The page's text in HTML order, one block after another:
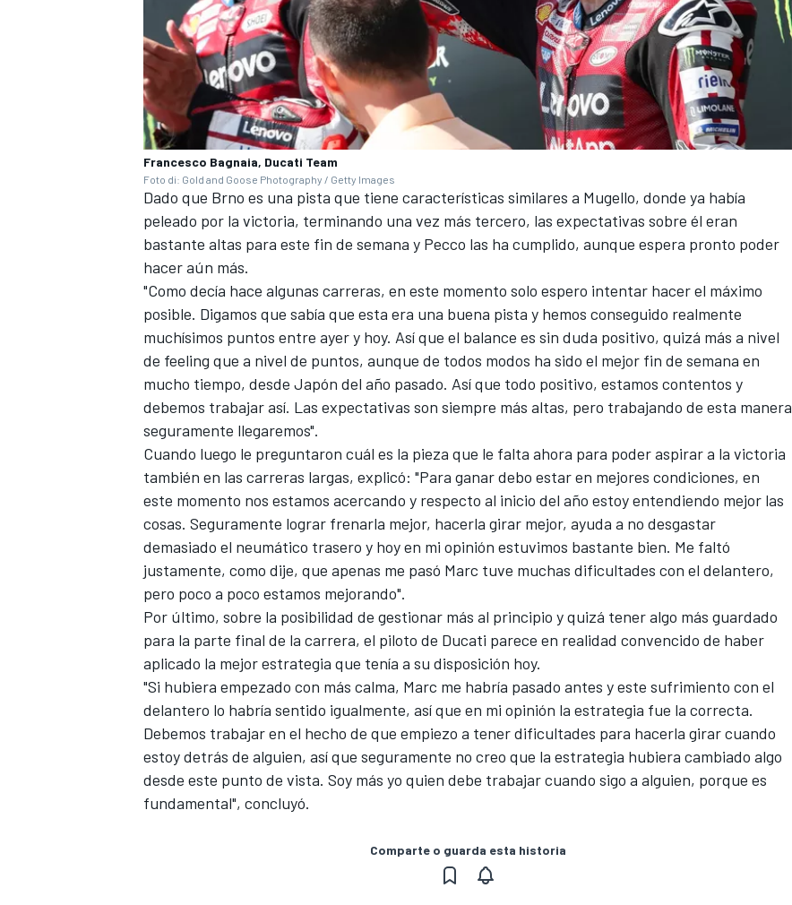
Francesco Bagnaia, Ducati Team
Foto di: Gold and Goose Photography / Getty Images
Dado que Brno es una pista que tiene características similares a Mugello, donde ya había
peleado por la victoria, terminando una vez más tercero, las expectativas sobre él eran
bastante altas para este fin de semana y Pecco las ha cumplido, aunque espera pronto poder
hacer aún más.
"Como decía hace algunas carreras, en este momento solo espero intentar hacer el máximo
posible. Digamos que sabía que esta era una buena pista y hemos conseguido realmente
muchísimos puntos entre ayer y hoy. Así que el balance es sin duda positivo, quizá más a nivel
de feeling que a nivel de puntos, aunque de todos modos ha sido el mejor fin de semana en
mucho tiempo, desde Japón del año pasado. Así que todo positivo, estamos contentos y
debemos trabajar así. Las expectativas son siempre más altas, pero trabajando de esta manera
seguramente llegaremos".
Cuando luego le preguntaron cuál es la pieza que le falta ahora para poder aspirar a la victoria
también en las carreras largas, explicó: "Para ganar debo estar en mejores condiciones, en
este momento nos estamos acercando y respecto al inicio del año estoy entendiendo mejor las
cosas. Seguramente lograr frenarla mejor, hacerla girar mejor, ayuda a no desgastar
demasiado el neumático trasero y hoy en mi opinión estuvimos bastante bien. Me faltó
justamente, como dije, que apenas me pasó Marc tuve muchas dificultades con el delantero,
pero poco a poco estamos mejorando".
Por último, sobre la posibilidad de gestionar más al principio y quizá tener algo más guardado
para la parte final de la carrera, el piloto de Ducati parece en realidad convencido de haber
aplicado la mejor estrategia que tenía a su disposición hoy.
"Si hubiera empezado con más calma, Marc me habría pasado antes y este sufrimiento con el
delantero lo habría sentido igualmente, así que en mi opinión la estrategia fue la correcta.
Debemos trabajar en el hecho de que empiezo a tener dificultades para hacerla girar cuando
estoy detrás de alguien, así que seguramente no creo que la estrategia hubiera cambiado algo
desde este punto de vista. Soy más yo quien debe trabajar cuando sigo a alguien, porque es
fundamental", concluyó.
Comparte o guarda esta historia